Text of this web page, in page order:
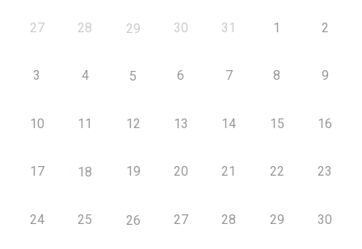
27 28 29 30 31 1 2
3 4 5 6 7 8 9
10 11 12 13 14 15 16
17 18 19 20 21 22 23
24 25 26 27 28 29 30